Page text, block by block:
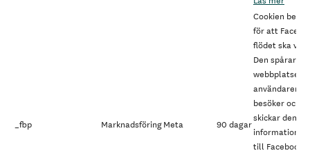
_fbp MarknadsföringMeta 90 dagar
Cookien
för att
flödet ska
Den spårar
webbplatser
användaren
besöker och
skickar den
informationen
till Facebook,